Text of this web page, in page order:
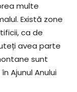
multe
Există zone
ca de
avea parte
sunt
Ajunul Anului